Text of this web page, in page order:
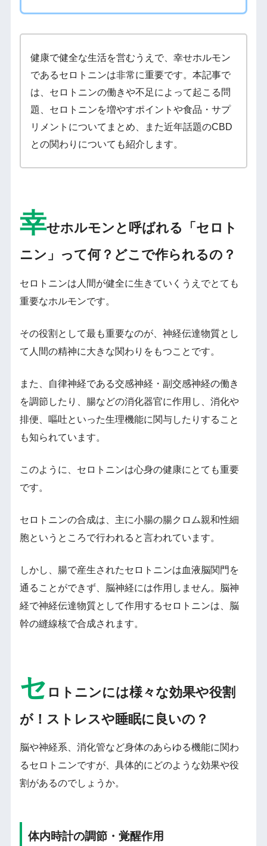
健康で健全な生活を営むうえで、幸せホルモン
であるセロトニンは非常に重要です。本記事で
は、セロトニンの働きや不足によって起こる問
題、セロトニンを増やすポイントや食品・サプ
リメントについてまとめ、また近年話題のCBD
との関わりについても紹介します。
幸せホルモンと呼ばれる「セロト
ニン」って何？どこで作られるの？
セロトニンは人間が健全に生きていくうえでとても
重要なホルモンです。
その役割として最も重要なのが、神経伝達物質とし
て人間の精神に大きな関わりをもつことです。
また、自律神経である交感神経・副交感神経の働き
を調節したり、腸などの消化器官に作用し、消化や
排便、嘔吐といった生理機能に関与したりすること
も知られています。
このように、セロトニンは心身の健康にとても重要
です。
セロトニンの合成は、主に小腸の腸クロム親和性細
胞というところで行われると言われています。
しかし、腸で産生されたセロトニンは血液脳関門を
通ることができず、脳神経には作用しません。脳神
経で神経伝達物質として作用するセロトニンは、脳
幹の縫線核で合成されます。
セ ロトニンには様々な効果や役割
が！ストレスや睡眠に良いの？
脳や神経系、消化管など身体のあらゆる機能に関わ
るセロトニンですが、具体的にどのような効果や役
割があるのでしょうか。
体内時計の調節・覚醒作用